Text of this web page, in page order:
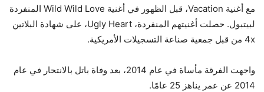
مع أغنية Vacation، قبل الظهور في أغنية Wild Wild Love المنفردة
لبيتبول. حصلت أغنيتهم ​​​​المنفردة، Ugly Heart، على شهادة البلاتين
4x من قبل جمعية صناعة التسجيلات الأمريكية.
واجهت الفرقة مأساة في عام 2014، بعد وفاة باتل بالانتحار في عام
2014 عن عمر يناهز 25 عامًا.